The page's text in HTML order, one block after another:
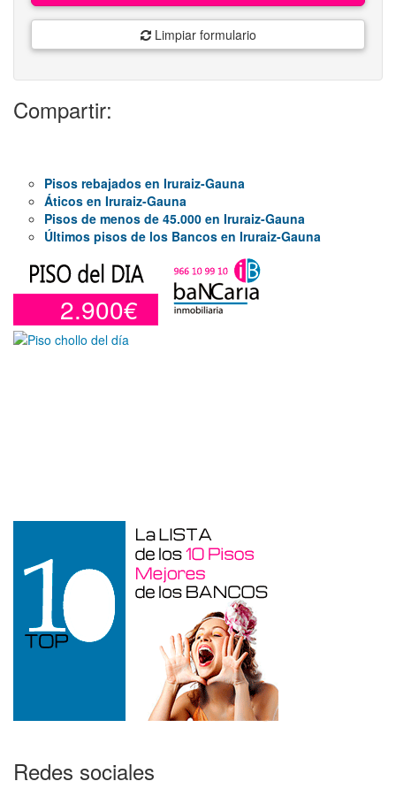
Limpiar formulario
Compartir:
Pisos rebajados en Iruraiz-Gauna
Áticos en Iruraiz-Gauna
Pisos de menos de 45.000 en Iruraiz-Gauna
Últimos pisos de los Bancos en Iruraiz-Gauna
2.900€
Redes sociales